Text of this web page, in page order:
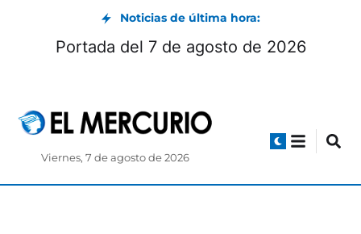
Noticias de última hora:
Portada del 7 de agosto de 2026
Viernes, 7 de agosto de 2026